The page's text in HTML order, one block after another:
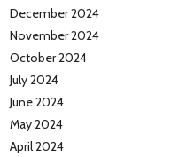
December 2024
November 2024
October 2024
July 2024
June 2024
May 2024
April 2024